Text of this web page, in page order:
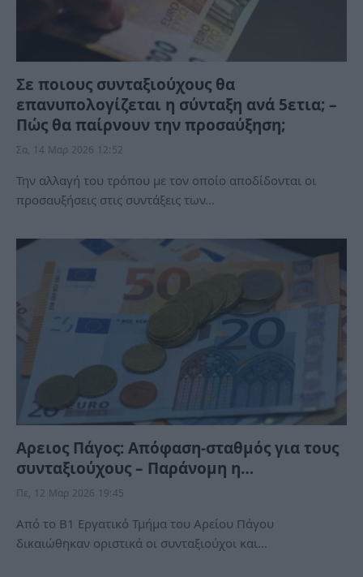
Σε ποιους συνταξιούχους θα
επανυπολογίζεται η σύνταξη ανά 5ετια; –
Πώς θα παίρνουν την προσαύξηση;
Σα, 14 Μαρ 2026 12:52
Την αλλαγή του τρόπου με τον οποίο αποδίδονται οι
προσαυξήσεις στις συντάξεις των…
Αρειος Πάγος: Απόφαση-σταθμός για τους
συνταξιούχους – Παράνομη η…
Πε, 12 Μαρ 2026 19:45
Από το Β1 Εργατικό Τμήμα του Αρείου Πάγου
δικαιώθηκαν οριστικά οι συνταξιούχοι και…